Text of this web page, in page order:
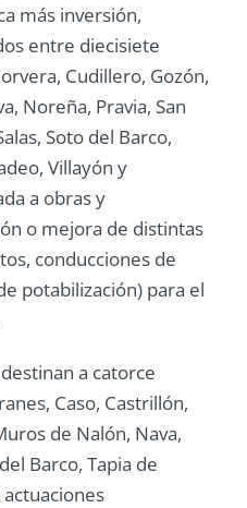
más inversión,
entre diecisiete
Cudillero, Gozón,
Noreña, Pravia, San
Soto del Barco,
Villayón y
a obras y
o mejora de distintas
conducciones de
potabilización) para el
a catorce
Caso, Castrillón,
de Nalón, Nava,
Barco, Tapia de